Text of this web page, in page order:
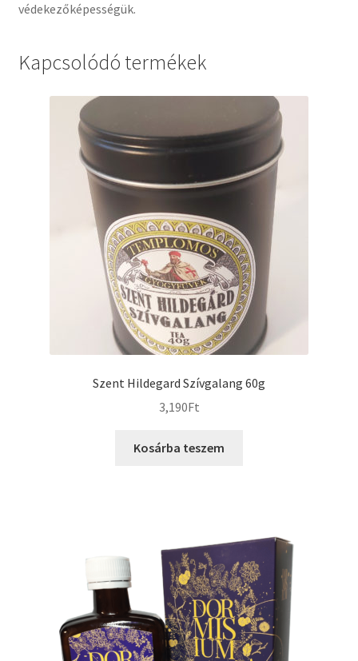
védekezőképességük.
Kapcsolódó termékek
Szent Hildegard Szívgalang 60g
3,190Ft
Kosárba teszem